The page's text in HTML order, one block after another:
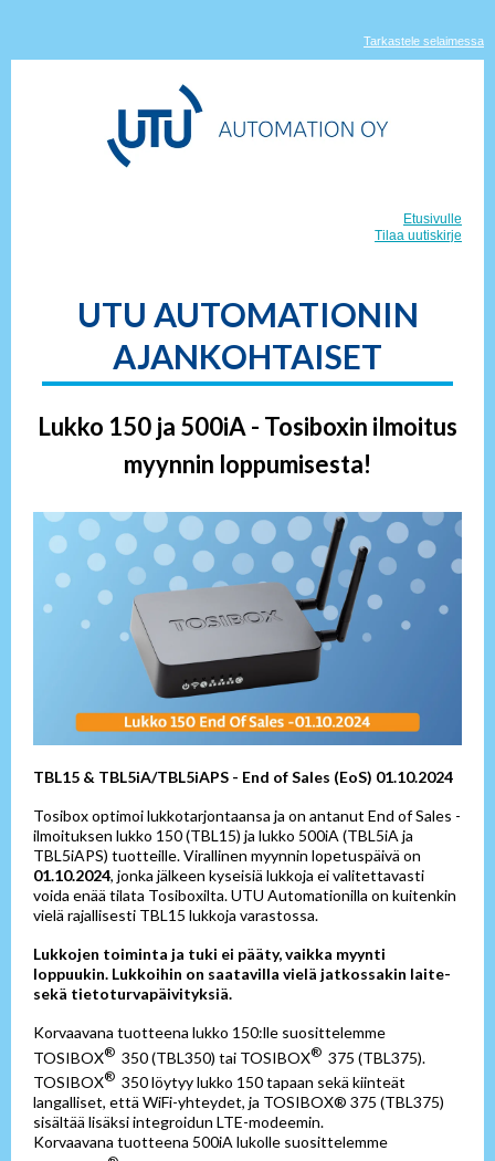
Tarkastele selaimessa
Etusivulle
Tilaa uutiskirje
UTU AUTOMATIONIN
AJANKOHTAISET
Lukko 150 ja 500iA - Tosiboxin ilmoitus
myynnin loppumisesta!
TBL15 & TBL5iA/TBL5iAPS - End of Sales (EoS) 01.10.2024
Tosibox optimoi lukkotarjontaansa ja on antanut End of Sales -
ilmoituksen lukko 150 (TBL15) ja lukko 500iA (TBL5iA ja
TBL5iAPS) tuotteille. Virallinen myynnin lopetuspäivä on
01.10.2024, jonka jälkeen kyseisiä lukkoja ei valitettavasti
voida enää tilata Tosiboxilta. UTU Automationilla on kuitenkin
vielä rajallisesti TBL15 lukkoja varastossa.
Lukkojen toiminta ja tuki ei pääty, vaikka myynti
loppuukin. Lukkoihin on saatavilla vielä jatkossakin laite-
sekä tietoturvapäivityksiä.
Korvaavana tuotteena lukko 150:lle suosittelemme
TOSIBOX® 350 (TBL350) tai TOSIBOX® 375 (TBL375).
TOSIBOX® 350 löytyy lukko 150 tapaan sekä kiinteät
langalliset, että WiFi-yhteydet, ja TOSIBOX® 375 (TBL375)
sisältää lisäksi integroidun LTE-modeemin.
Korvaavana tuotteena 500iA lukolle suosittelemme